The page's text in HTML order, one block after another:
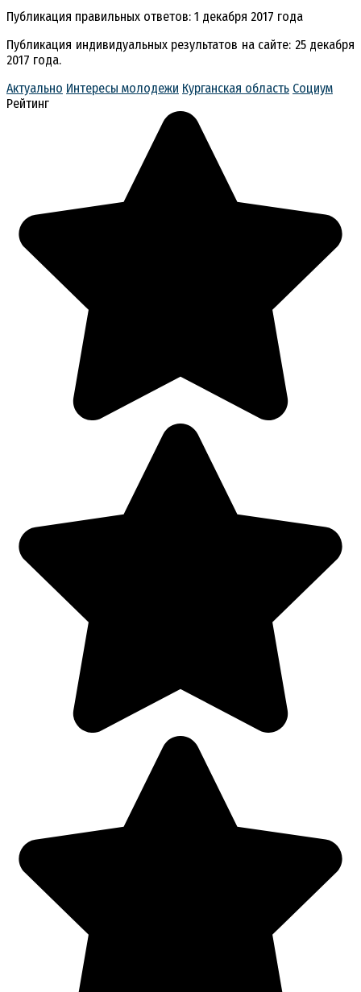
Публикация правильных ответов: 1 декабря 2017 года
Публикация индивидуальных результатов на сайте: 25 декабря
2017 года.
Актуально Интересы молодежи Курганская область Социум
Рейтинг